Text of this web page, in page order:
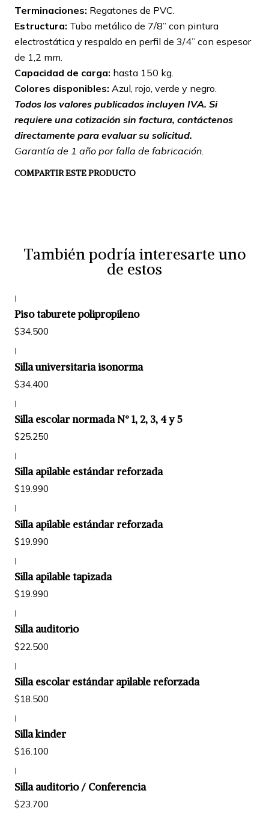
Terminaciones: Regatones de PVC.
Estructura: Tubo metálico de 7/8” con pintura
electrostática y respaldo en perfil de 3/4” con espesor
de 1,2 mm.
Capacidad de carga: hasta 150 kg.
Colores disponibles: Azul, rojo, verde y negro.
Todos los valores publicados incluyen IVA. Si
requiere una cotización sin factura, contáctenos
directamente para evaluar su solicitud.
Garantía de 1 año por falla de fabricación.
COMPARTIR ESTE PRODUCTO
También podría interesarte uno
de estos
|
Piso taburete polipropileno
$34.500
|
Silla universitaria isonorma
$34.400
|
Silla escolar normada N° 1, 2, 3, 4 y 5
$25.250
|
Silla apilable estándar reforzada
$19.990
|
Silla apilable estándar reforzada
$19.990
|
Silla apilable tapizada
$19.990
|
Silla auditorio
$22.500
|
Silla escolar estándar apilable reforzada
$18.500
|
Silla kinder
$16.100
|
Silla auditorio / Conferencia
$23.700